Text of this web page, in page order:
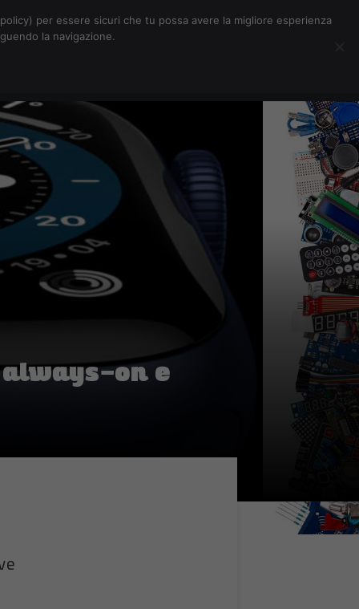
on e
per essere sicuri che tu possa avere la migliore esperienza
la navigazione.